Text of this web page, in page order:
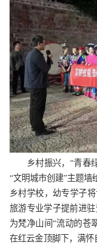
乡村振兴，“青春
“文明城市创建”主题墙
乡村学校，幼专学子
旅游专业学子提前进
为梵净山间“流动的苍
在红云金顶脚下，满